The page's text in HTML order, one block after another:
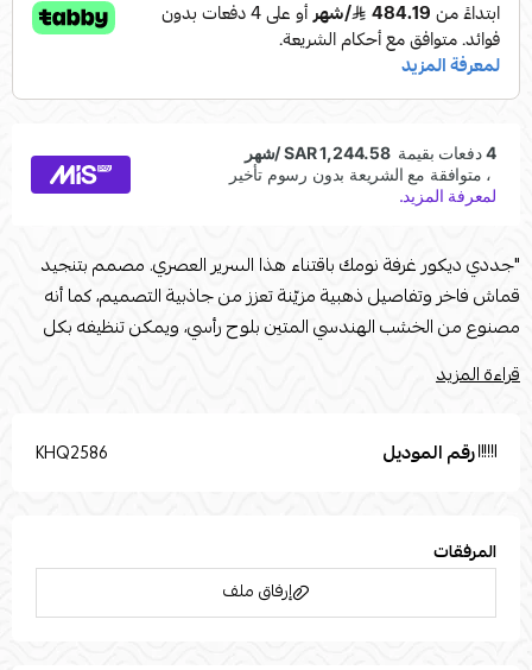
"جددي ديكور غرفة نومك باقتناء هذا السرير العصري. مصمم بتنجيد
قماش فاخر وتفاصيل ذهبية مزيّنة تعزز من جاذبية التصميم، كما أنه
مصنوع من الخشب الهندسي المتين بلوح رأسي، ويمكن تنظيفه بكل
بارتفاع 30 سم لتحقيق الدعم الكامل للظهر والعمود الفقري مع لمسة
4 سم لتحقيق الراحة طبقات الدعم الكامل 3 طبقات من الاسفنج
المدعوم لتوفير الدعم الكامل للظهر والعمود الفقري طبقة علوية من
قراءة المزيد
رقم الموديل KHQ2586
المرفقات
إرفاق ملف